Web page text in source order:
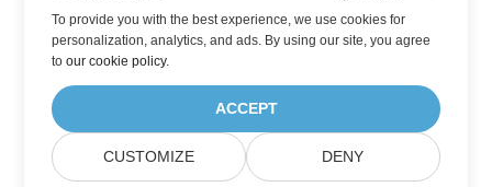
To provide you with the best experience, we use cookies for
personalization, analytics, and ads. By using our site, you agree
toour cookie policy.
ACCEPT
CUSTOMIZE DENY